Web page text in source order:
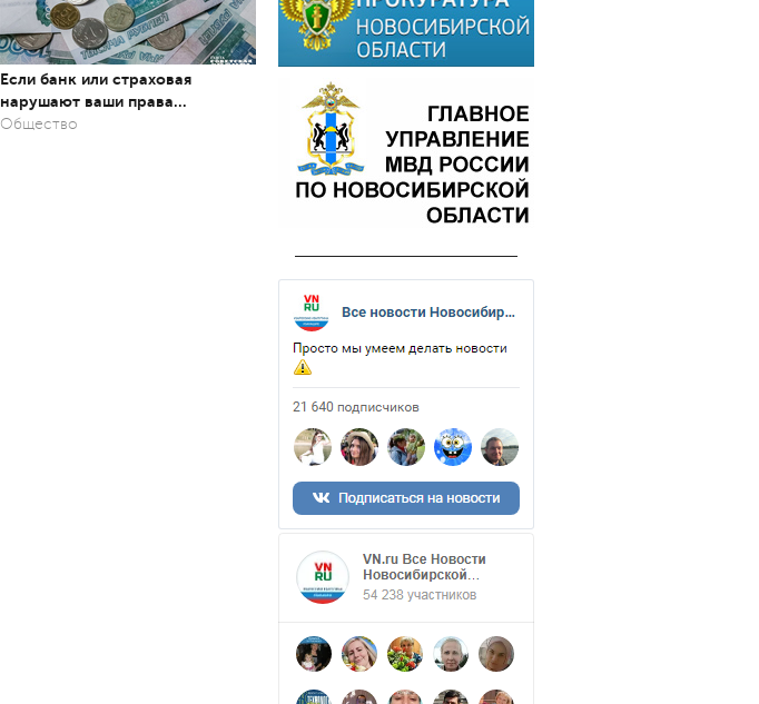
Если банк или страховая
нарушают ваши права…
Общество